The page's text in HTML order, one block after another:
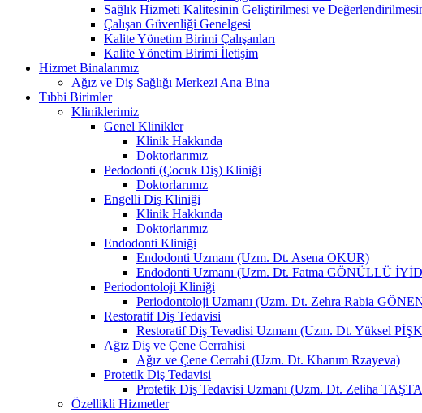
Sağlık Hizmeti Kalitesinin Geliştirilmesi ve
Çalışan Güvenliği Genelgesi
Kalite Yönetim Birimi Çalışanları
Kalite Yönetim Birimi İletişim
Hizmet Binalarımız
Ağız ve Diş Sağlığı Merkezi Ana Bina
Tıbbi Birimler
Kliniklerimiz
Genel Klinikler
Klinik Hakkında
Doktorlarımız
Pedodonti (Çocuk Diş) Kliniği
Doktorlarımız
Engelli Diş Kliniği
Klinik Hakkında
Doktorlarımız
Endodonti Kliniği
Endodonti Uzmanı (Uzm. Dt. Asena OKUR)
Endodonti Uzmanı (Uzm. Dt. Fatma GÖNÜLLÜ
Periodontoloji Kliniği
Periodontoloji Uzmanı (Uzm. Dt. Zehra Rabia
Restoratif Diş Tedavisi
Restoratif Diş Tevadisi Uzmanı (Uzm. Dt. Yüksel
Ağız Diş ve Çene Cerrahisi
Ağız ve Çene Cerrahi (Uzm. Dt. Khanım Rzayeva)
Protetik Diş Tedavisi
Protetik Diş Tedavisi Uzmanı (Uzm. Dt. Zeliha
Özellikli Hizmetler